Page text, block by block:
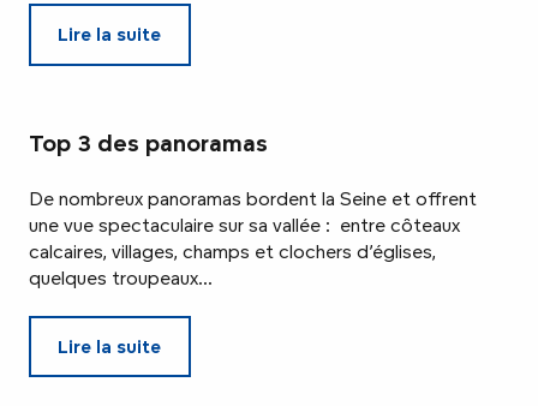
Lire la suite
Top 3 des panoramas
De nombreux panoramas bordent la Seine et offrent
une vue spectaculaire sur sa vallée : entre côteaux
calcaires, villages, champs et clochers d’églises,
quelques troupeaux...
Lire la suite